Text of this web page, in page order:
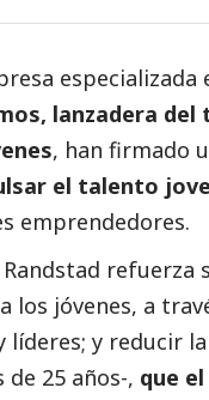
lanzadera
, han firmado
el talento
emprendedores.
Randstad
los jóvenes, a
líderes; y reducir la
25 años-, que